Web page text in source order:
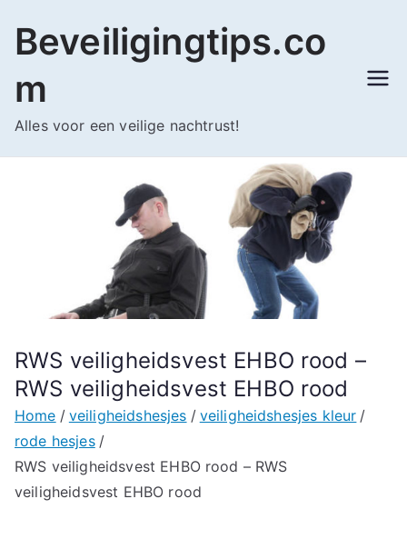
naar
inhoud
Beveiligingtips.co
m
Alles voor een veilige nachtrust!
RWS veiligheidsvest EHBO rood –
RWS veiligheidsvest EHBO rood
Home veiligheidshesjes
veiligheidshesjes kleur
rode hesjes
RWS veiligheidsvest EHBO rood – RWS
veiligheidsvest EHBO rood